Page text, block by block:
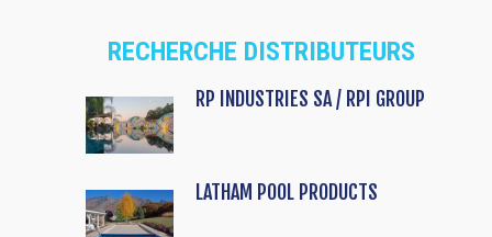
RECHERCHE DISTRIBUTEURS
RP INDUSTRIES SA / RPI GROUP
LATHAM POOL PRODUCTS